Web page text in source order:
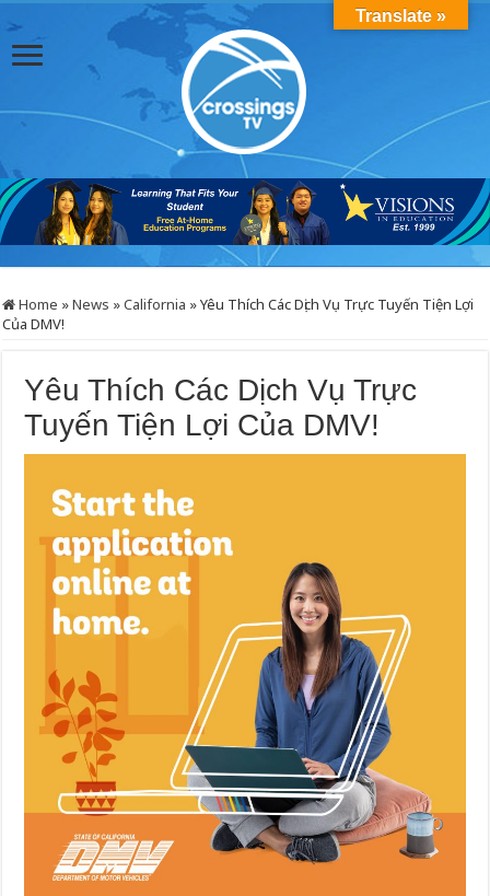
Home »News »California »Yêu Thích Các Dịch Vụ Trực Tuyến Tiện Lợi
Của DMV!
Yêu Thích Các Dịch Vụ Trực
Tuyến Tiện Lợi Của DMV!
Translate »